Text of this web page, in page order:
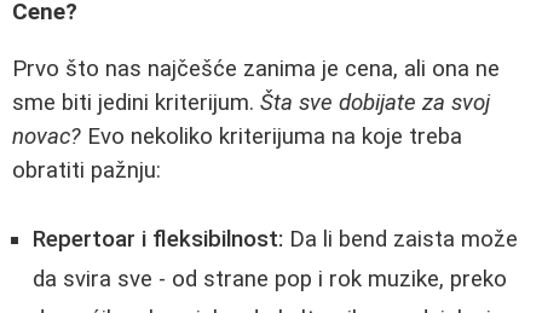
Cene?
Prvo što nas najčešće zanima je cena, ali ona ne
sme biti jedini kriterijum. Šta sve dobijate za svoj
novac? Evo nekoliko kriterijuma na koje treba
obratiti pažnju:
Repertoar i fleksibilnost: Da li bend zaista može
da svira sve - od strane pop i rok muzike, preko